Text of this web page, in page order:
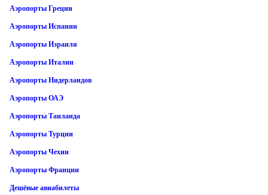
Аэропорты Греции
Аэропорты Испании
Аэропорты Израиля
Аэропорты Италии
Аэропорты Нидерландов
Аэропорты ОАЭ
Аэропорты Таиланда
Аэропорты Турции
Аэропорты Чехии
Аэропорты Франции
Дешёвые авиабилеты